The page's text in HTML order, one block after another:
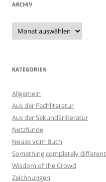
ARCHIV
Archiv
KATEGORIEN
Allgemein
Aus der Fachliteratur
Aus der Sekundärliteratur
Netzfunde
Neues vom Buch
Something completely different
Wisdom of the Crowd
Zeichnungen